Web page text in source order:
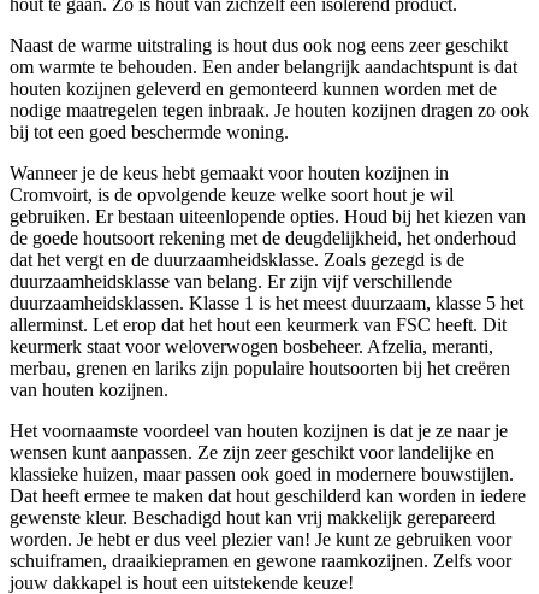
hout te gaan. Zo is hout van zichzelf een isolerend product.
Naast de warme uitstraling is hout dus ook nog eens zeer geschikt
om warmte te behouden. Een ander belangrijk aandachtspunt is dat
houten kozijnen geleverd en gemonteerd kunnen worden met de
nodige maatregelen tegen inbraak. Je houten kozijnen dragen zo ook
bij tot een goed beschermde woning.
Wanneer je de keus hebt gemaakt voor houten kozijnen in
Cromvoirt, is de opvolgende keuze welke soort hout je wil
gebruiken. Er bestaan uiteenlopende opties. Houd bij het kiezen van
de goede houtsoort rekening met de deugdelijkheid, het onderhoud
dat het vergt en de duurzaamheidsklasse. Zoals gezegd is de
duurzaamheidsklasse van belang. Er zijn vijf verschillende
duurzaamheidsklassen. Klasse 1 is het meest duurzaam, klasse 5 het
allerminst. Let erop dat het hout een keurmerk van FSC heeft. Dit
keurmerk staat voor weloverwogen bosbeheer. Afzelia, meranti,
merbau, grenen en lariks zijn populaire houtsoorten bij het creëren
van houten kozijnen.
Het voornaamste voordeel van houten kozijnen is dat je ze naar je
wensen kunt aanpassen. Ze zijn zeer geschikt voor landelijke en
klassieke huizen, maar passen ook goed in modernere bouwstijlen.
Dat heeft ermee te maken dat hout geschilderd kan worden in iedere
gewenste kleur. Beschadigd hout kan vrij makkelijk gerepareerd
worden. Je hebt er dus veel plezier van! Je kunt ze gebruiken voor
schuiframen, draaikiepramen en gewone raamkozijnen. Zelfs voor
jouw dakkapel is hout een uitstekende keuze!